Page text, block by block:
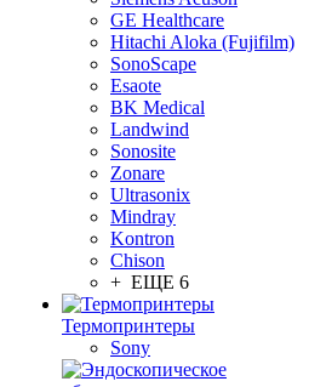
GE Healthcare
Hitachi Aloka (Fujifilm)
SonoScape
Esaote
BK Medical
Landwind
Sonosite
Zonare
Ultrasonix
Mindray
Kontron
Chison
+ ЕЩЕ 6
Термопринтеры
Sony